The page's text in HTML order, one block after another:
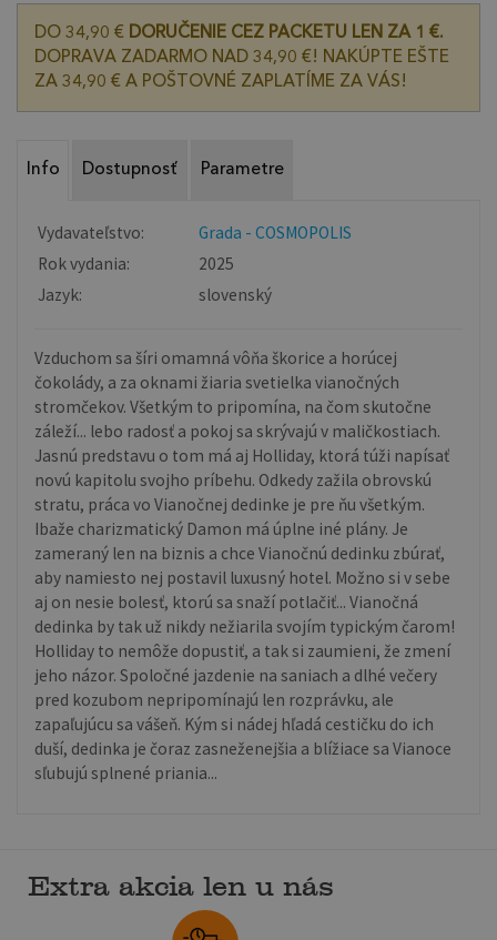
DO 34,90 € DORUČENIE CEZ PACKETU LEN ZA 1 €.
DOPRAVA ZADARMO NAD 34,90 €! NAKÚPTE EŠTE
ZA 34,90 € A POŠTOVNÉ ZAPLATÍME ZA VÁS!
Info Dostupnosť Parametre
Vydavateľstvo:
Grada - COSMOPOLIS
Rok vydania:
2025
Jazyk:
slovenský
Vzduchom sa šíri omamná vôňa škorice a horúcej
čokolády, a za oknami žiaria svetielka vianočných
stromčekov. Všetkým to pripomína, na čom skutočne
záleží... lebo radosť a pokoj sa skrývajú v maličkostiach.
Jasnú predstavu o tom má aj Holliday, ktorá túži napísať
novú kapitolu svojho príbehu. Odkedy zažila obrovskú
stratu, práca vo Vianočnej dedinke je pre ňu všetkým.
Ibaže charizmatický Damon má úplne iné plány. Je
zameraný len na biznis a chce Vianočnú dedinku zbúrať,
aby namiesto nej postavil luxusný hotel. Možno si v sebe
aj on nesie bolesť, ktorú sa snaží potlačiť... Vianočná
dedinka by tak už nikdy nežiarila svojím typickým čarom!
Holliday to nemôže dopustiť, a tak si zaumieni, že zmení
jeho názor. Spoločné jazdenie na saniach a dlhé večery
pred kozubom nepripomínajú len rozprávku, ale
zapaľujúcu sa vášeň. Kým si nádej hľadá cestičku do ich
duší, dedinka je čoraz zasneženejšia a blížiace sa Vianoce
sľubujú splnené priania...
Extra akcia len u nás